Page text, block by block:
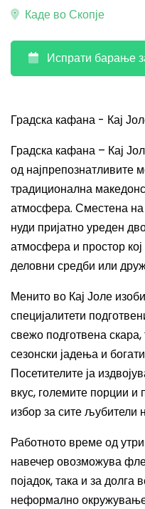
Каде во Скопје
Испрати барање
Градска кафана - Кај
Градска кафана – Кај
од најпрепознатливите
традиционална
атмосфера. Сместена
нуди пријатно уреден
атмосфера и простор
деловни средби или
Менито во Кај Јоле
специјалитети
свежо подготвена
сезонски јадења и
Посетителите ја
вкус, големите порции
избор за сите љубители
Работното време од
навечер овозможува
појадок, така и за долга
неформално